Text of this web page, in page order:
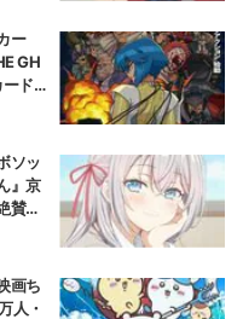
ー
GH
ド公
ソッ
』京
賛の
画ち
人・